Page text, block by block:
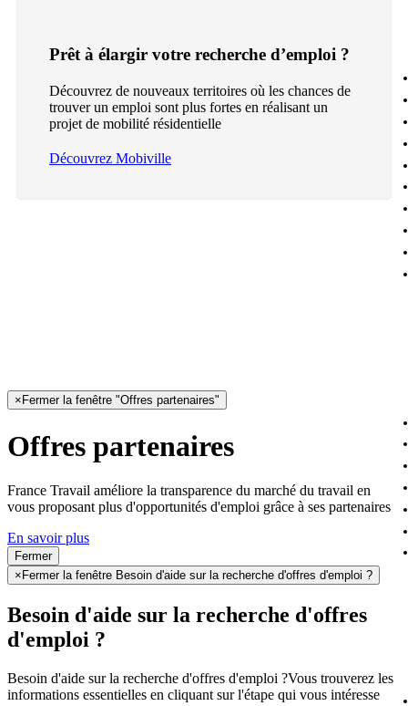
Prêt à élargir votre recherche d’emploi ?
Découvrez de nouveaux territoires où les chances de
trouver un emploi sont plus fortes en réalisant un
projet de mobilité résidentielle
Découvrez Mobiville
× Fermer la fenêtre "Offres partenaires"
Offres partenaires
France Travail améliore la transparence du marché du travail en
vous proposant plus d'opportunités d'emploi grâce à ses partenaires
En savoir plus
Fermer
× Fermer la fenêtre Besoin d'aide sur la recherche d'offres d'emploi ?
Besoin d'aide sur la recherche d'offres
d'emploi ?
Besoin d'aide sur la recherche d'offres d'emploi ?Vous trouverez les
informations essentielles en cliquant sur l'étape qui vous intéresse